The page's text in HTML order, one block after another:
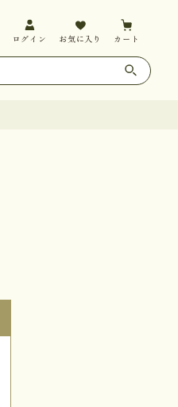
ログイン お気に入り カート